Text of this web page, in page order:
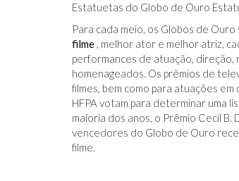
Estatuetas do Globo de Ouro
Para cada meio, os Globos de
filme , melhor ator e melhor atriz,
performances de atuação, direção,
homenageados. Os prêmios de
filmes, bem como para atuações em
HFPA votam para determinar uma
maioria dos anos, o Prêmio Cecil
vencedores do Globo de Ouro
filme.